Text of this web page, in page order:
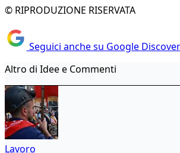
© RIPRODUZIONE RISERVATA
Seguici anche su Google
Altro di Idee e Commenti
Lavoro